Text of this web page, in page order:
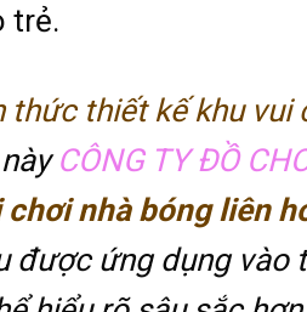
trẻ.
thức thiết kế khu
CÔNG TY ĐỒ
chơi nhà bóng liên
được ứng dụng vào